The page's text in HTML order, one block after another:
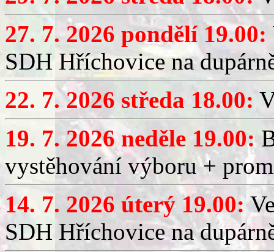
27. 7. 2026 pondělí 19.00:
SDH Hříchovice na
22. 7. 2026 středa 18.00:
19. 7. 2026 neděle 19.00:
vystěhování výboru +
14. 7. 2026 úterý 19.00:
SDH Hříchovice na